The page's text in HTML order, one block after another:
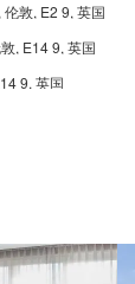
敦, E2 9, 英国
, E14 9, 英国
9, 英国
E14 9NP, 英国
9, 英国
英国